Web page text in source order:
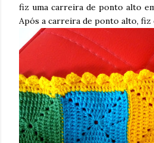
fiz uma carreira de ponto alto
Após a carreira de ponto alto, fiz